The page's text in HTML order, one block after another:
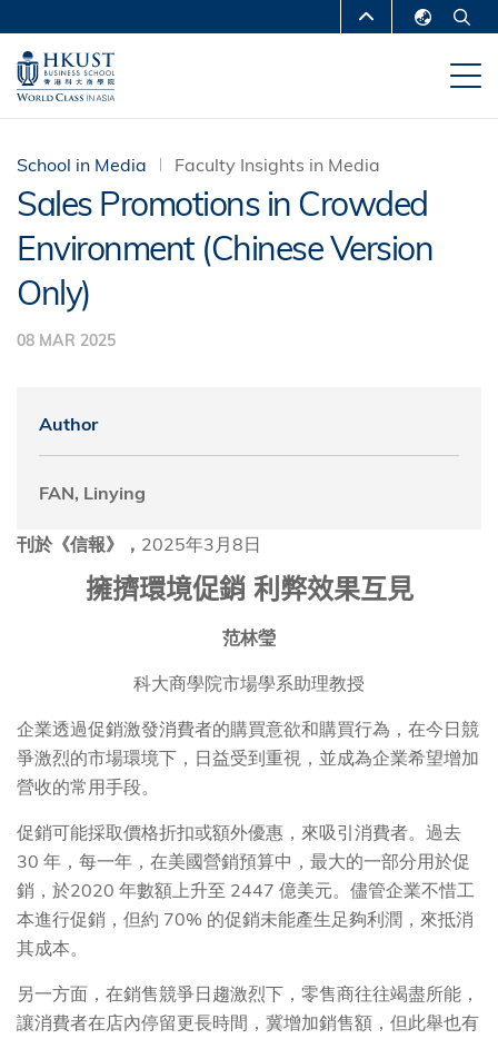
main
content
MORE ABOUT HKUST
UNIVERSITY NEWS
DEPARTMENTS A-Z
LIFE@HKUST LIBRARY
MAP & DIRECTIONS CAREERS AT HKUST
FACULTY PROFILES ABOUT HKUST
School in Media Faculty Insights in Media
Sales Promotions in Crowded
Environment (Chinese Version
Only)
08 MAR 2025
Author
FAN, Linying
刊於《信報》， 2025年3月8日
擁擠環境促銷 利弊效果互見
范林瑩
科大商學院市場學系助理教授
企業透過促銷激發消費者的購買意欲和購買行為，在今日競
爭激烈的市場環境下，日益受到重視，並成為企業希望增加
營收的常用手段。
促銷可能採取價格折扣或額外優惠，來吸引消費者。過去
30 年，每一年，在美國營銷預算中，最大的一部分用於促
銷，於2020 年數額上升至 2447 億美元。儘管企業不惜工
本進行促銷，但約 70% 的促銷未能產生足夠利潤，來抵消
其成本。
另一方面，在銷售競爭日趨激烈下，零售商往往竭盡所能，
讓消費者在店內停留更長時間，冀增加銷售額，但此舉也有